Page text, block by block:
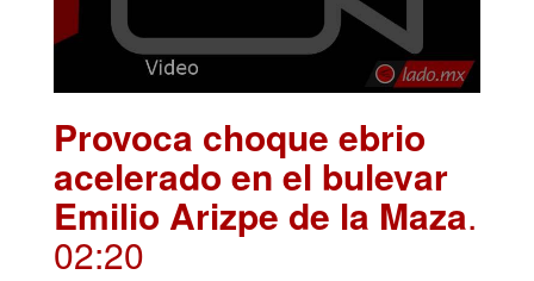
Provoca choque ebrio
acelerado en el bulevar
Emilio Arizpe de la Maza.
02:20